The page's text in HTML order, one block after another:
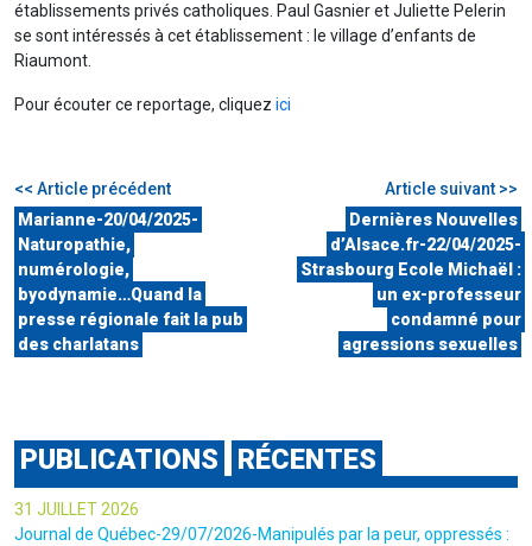
établissements privés catholiques. Paul Gasnier et Juliette Pelerin
se sont intéressés à cet établissement : le village d’enfants de
Riaumont.
Pour écouter ce reportage, cliquez ici
<< Article précédent
Marianne-20/04/2025-
Naturopathie,
numérologie,
byodynamie…Quand la
presse régionale fait la pub
des charlatans
Article suivant >>
Dernières Nouvelles
d’Alsace.fr-22/04/2025-
Strasbourg Ecole Michaël :
un ex-professeur
condamné pour
agressions sexuelles
PUBLICATIONS RÉCENTES
31 JUILLET 2026
Journal de Québec-29/07/2026-Manipulés par la peur, oppressés :